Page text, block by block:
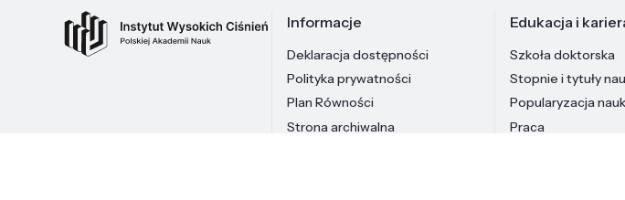
Informacje
Deklaracja dostępności
Polityka prywatności
Plan Równości
Strona archiwalna
Edukacja i
Szkoła doktorska
Stopnie i tytuły
Popularyzacja
Praca